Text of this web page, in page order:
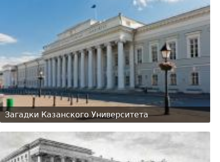
Загадки Казанского Университета